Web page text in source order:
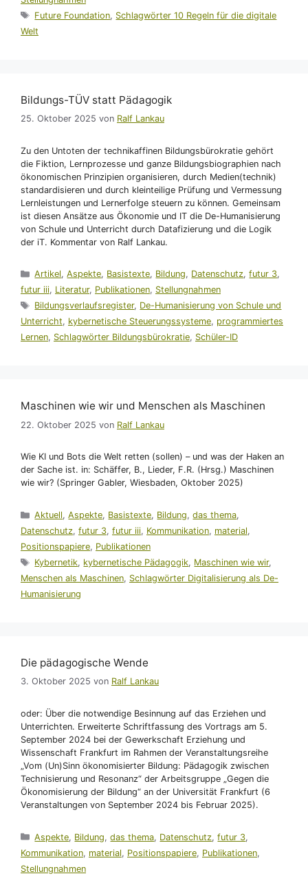
Schlagwörter
Future Foundation, Schlagwörter 10 Regeln für die digitale
Welt
Bildungs-TÜV statt Pädagogik
25. Oktober 2025 von Ralf Lankau
Zu den Untoten der technikaffinen Bildungsbürokratie gehört
die Fiktion, Lernprozesse und ganze Bildungsbiographien nach
ökonomischen Prinzipien organisieren, durch Medien(technik)
standardisieren und durch kleinteilige Prüfung und Vermessung
Lernleistungen und Lernerfolge steuern zu können. Gemeinsam
ist diesen Ansätze aus Ökonomie und IT die De-Humanisierung
von Schule und Unterricht durch Datafizierung und die Logik
der iT. Kommentar von Ralf Lankau.
Kategorien
Artikel,Aspekte, Basistexte, Bildung, Datenschutz,futur 3,
futur iii, Literatur, Publikationen, Stellungnahmen
Schlagwörter
Bildungsverlaufsregister, De-Humanisierung von Schule und
Unterricht, kybernetische Steuerungssysteme, programmiertes
Lernen, Schlagwörter Bildungsbürokratie, Schüler-ID
Maschinen wie wir und Menschen als Maschinen
22. Oktober 2025 von Ralf Lankau
Wie KI und Bots die Welt retten (sollen) – und was der Haken an
der Sache ist. in: Schäffer, B., Lieder, F.R. (Hrsg.) Maschinen
wie wir? (Springer Gabler, Wiesbaden, Oktober 2025)
Kategorien
Aktuell,Aspekte, Basistexte, Bildung,das thema,
Datenschutz, futur 3, futur iii, Kommunikation, material,
Positionspapiere, Publikationen
Schlagwörter
Kybernetik, kybernetische Pädagogik, Maschinen wie wir,
Menschen als Maschinen, Schlagwörter Digitalisierung als De-
Humanisierung
Die pädagogische Wende
3. Oktober 2025 von Ralf Lankau
oder: Über die notwendige Besinnung auf das Erziehen und
Unterrichten. Erweiterte Schriftfassung des Vortrags am 5.
September 2024 bei der Gewerkschaft Erziehung und
Wissenschaft Frankfurt im Rahmen der Veranstaltungsreihe
„Vom (Un)Sinn ökonomisierter Bildung: Pädagogik zwischen
Technisierung und Resonanz“ der Arbeitsgruppe „Gegen die
Ökonomisierung der Bildung“ an der Universität Frankfurt (6
Veranstaltungen von September 2024 bis Februar 2025).
Kategorien
Aspekte, Bildung,das thema, Datenschutz,futur 3,
Kommunikation, material, Positionspapiere, Publikationen,
Stellungnahmen